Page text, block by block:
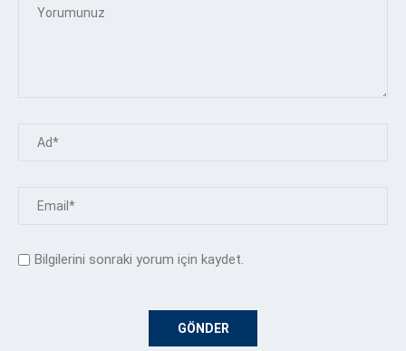
Bilgilerini sonraki yorum için kaydet.